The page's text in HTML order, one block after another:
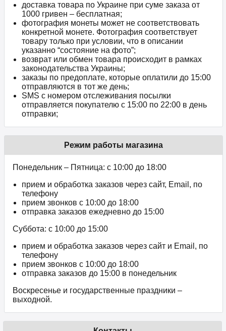
доставка товара по Украине при суме заказа от
1000 гривен – бесплатная;
фотография монеты может не соответствовать
конкретной монете. Фотография соответствует
товару только при условии, что в описании
указанно “состояние на фото”;
возврат или обмен товара происходит в рамках
законодательства Украины;
заказы по предоплате, которые оплатили до 15:00
отправляются в тот же день;
SMS с номером отслеживания посылки
отправляется покупателю с 15:00 по 22:00 в день
отправки;
Режим работы магазина
Понедельник – Пятница: с 10:00 до 18:00
прием и обработка заказов через сайт, Email, по
телефону
прием звонков c 10:00 до 18:00
отправка заказов ежедневно до 15:00
Суббота: с 10:00 до 15:00
прием и обработка заказов через сайт и Email, по
телефону
прием звонков c 10:00 до 18:00
отправка заказов до 15:00 в понедельник
Воскресенье и государственные праздники –
выходной.